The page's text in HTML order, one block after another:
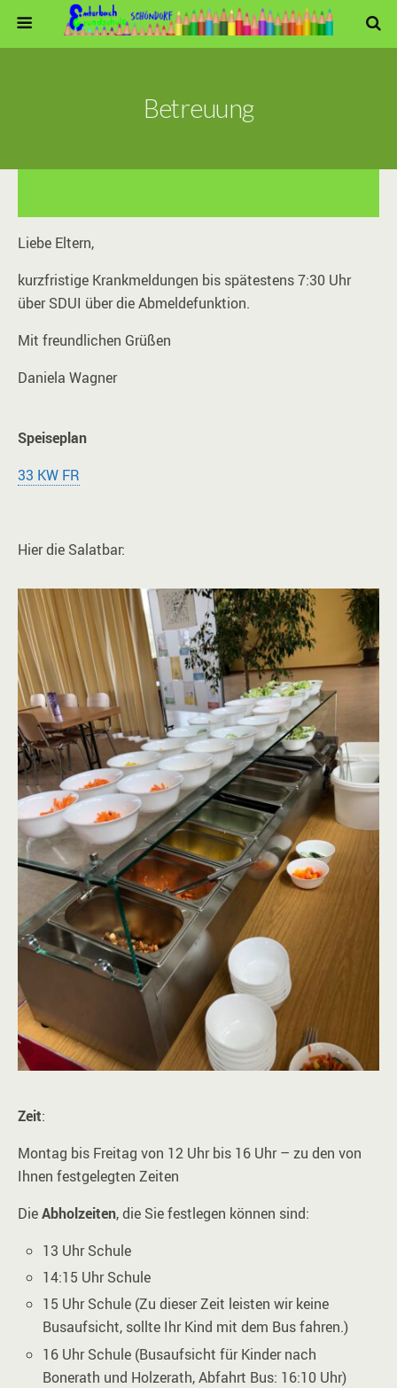
Betreuung
Liebe Eltern,
kurzfristige Krankmeldungen bis spätestens 7:30 Uhr
über SDUI über die Abmeldefunktion.
Mit freundlichen Grüßen
Daniela Wagner
Speiseplan
33 KW FR
Hier die Salatbar:
Zeit:
Montag bis Freitag von 12 Uhr bis 16 Uhr – zu den von
Ihnen festgelegten Zeiten
DieAbholzeiten, die Sie festlegen können sind:
13 Uhr Schule
14:15 Uhr Schule
15 Uhr Schule (Zu dieser Zeit leisten wir keine
Busaufsicht, sollte Ihr Kind mit dem Bus fahren.)
16 Uhr Schule (Busaufsicht für Kinder nach
Bonerath und Holzerath, Abfahrt Bus: 16:10 Uhr)